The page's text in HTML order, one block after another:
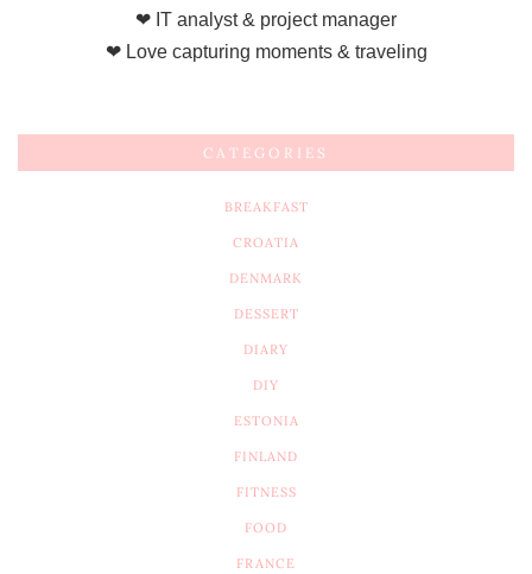
❤ IT analyst & project manager
❤ Love capturing moments & traveling
CATEGORIES
BREAKFAST
CROATIA
DENMARK
DESSERT
DIARY
DIY
ESTONIA
FINLAND
FITNESS
FOOD
FRANCE